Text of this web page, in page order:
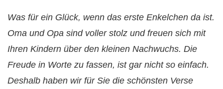
Was für ein Glück, wenn das erste Enkelchen da ist.
Oma und Opa sind voller stolz und freuen sich mit
Ihren Kindern über den kleinen Nachwuchs. Die
Freude in Worte zu fassen, ist gar nicht so einfach.
Deshalb haben wir für Sie die schönsten Verse